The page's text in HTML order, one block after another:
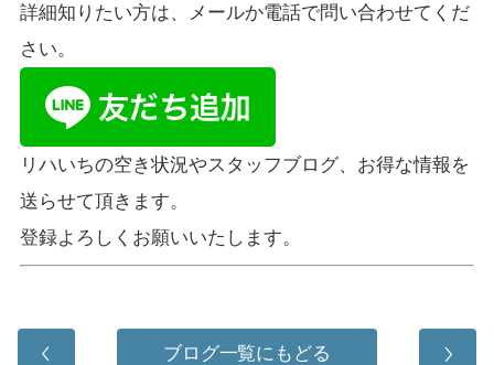
詳細知りたい方は、メールか電話で問い合わせてくだ
さい。
リハいちの空き状況やスタッフブログ、お得な情報を
送らせて頂きます。
登録よろしくお願いいたします。
ブログ一覧にもどる